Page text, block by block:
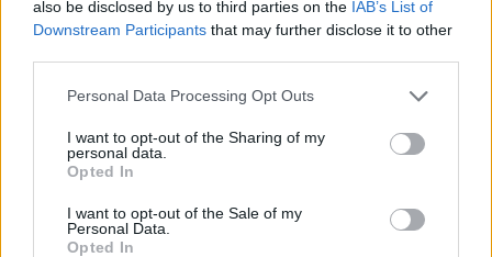
also be disclosed by us to third parties on the IAB’s List of
Downstream Participants that may further disclose it to other
Personal Data Processing Opt Outs
I want to opt-out of the Sharing of my
personal data.
Opted In
I want to opt-out of the Sale of my
Personal Data.
Opted In
μεγάλου έργου
| 10:50
Γαλλική συμμετοχή στη
διασύνδεση Ελλάδας–Κύπρου: Η
Meridiam αποκτά πλειοψηφικό
05/08/26|18:15